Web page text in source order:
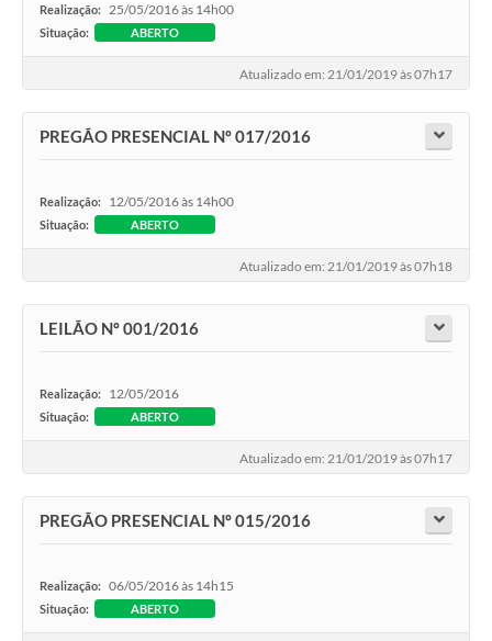
Realização: 25/05/2016 às 14h00
Situação: ABERTO
Atualizado em: 21/01/2019 às 07h17
PREGÃO PRESENCIAL Nº 017/2016
Realização: 12/05/2016 às 14h00
Situação: ABERTO
Atualizado em: 21/01/2019 às 07h18
LEILÃO Nº 001/2016
Realização: 12/05/2016
Situação: ABERTO
Atualizado em: 21/01/2019 às 07h17
PREGÃO PRESENCIAL Nº 015/2016
Realização: 06/05/2016 às 14h15
Situação: ABERTO